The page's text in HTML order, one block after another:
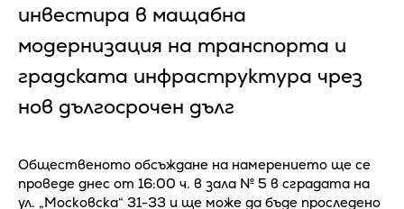
инвестира в мащабна
модернизация на транспорта и
градската инфраструктура чрез
нов дългосрочен дълг
Общественото обсъждане на намерението ще се
проведе днес от 16:00 ч. в зала № 5 в сградата на
ул. „Московска“ 31-33 и ще може да бъде проследено